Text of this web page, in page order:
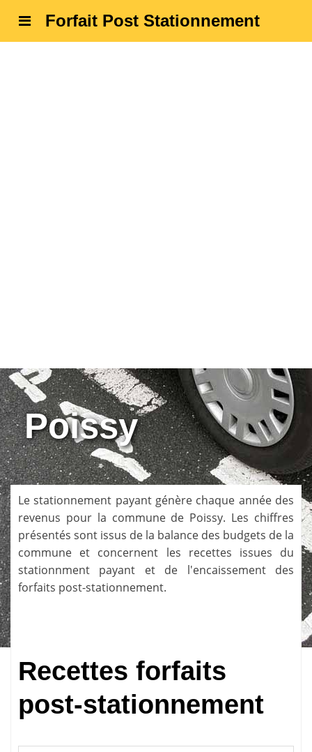
Forfait Post Stationnement
Poissy
Le stationnement payant génère chaque année des
revenus pour la commune de Poissy. Les chiffres
présentés sont issus de la balance des budgets de la
commune et concernent les recettes issues du
stationnment payant et de l'encaissement des
forfaits post-stationnement.
Recettes forfaits
post-stationnement